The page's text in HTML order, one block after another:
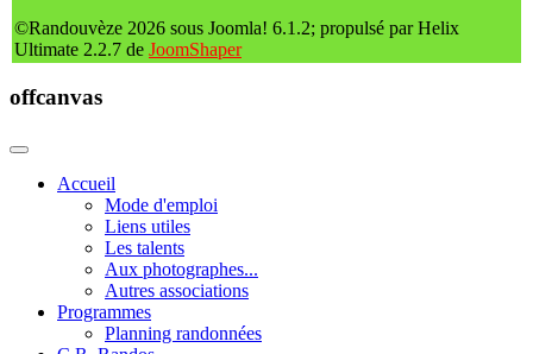
©Randouvèze 2026 sous Joomla! 6.1.2; propulsé par Helix
Ultimate 2.2.7 de JoomShaper
offcanvas
Accueil
Mode d'emploi
Liens utiles
Les talents
Aux photographes...
Autres associations
Programmes
Planning randonnées